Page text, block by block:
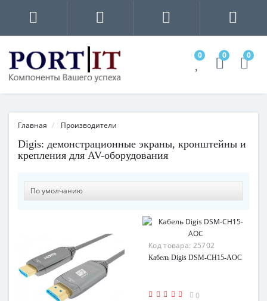
0 0 0
Главная Производители
Digis: демонстрационные экраны, кронштейны и
крепления для AV-оборудования
Код товара: 25702
Кабель Digis DSM-CH15-AOC
0